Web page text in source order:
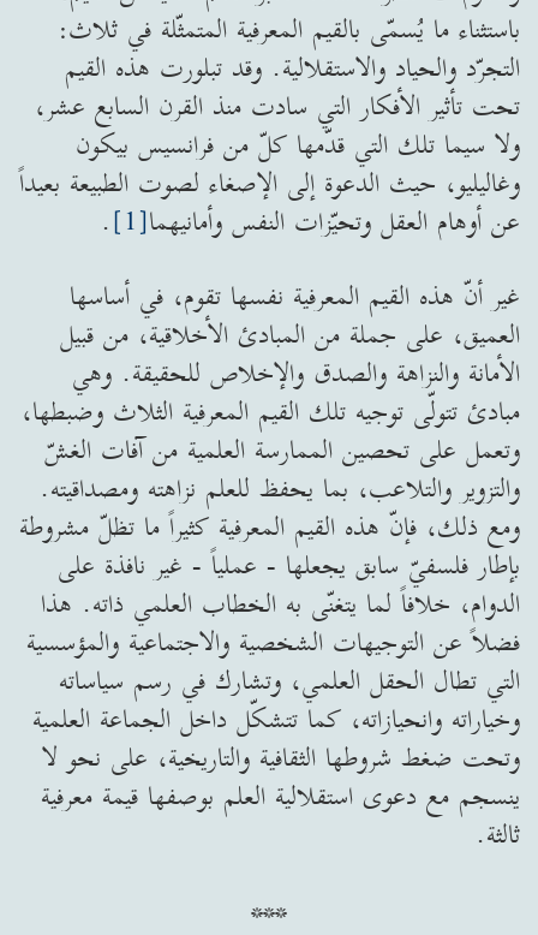
باستثناء ما يُسمّى بالقيم المعرفية المتمثّلة في ثلاث:
التجرّد والحياد والاستقلالية. وقد تبلورت هذه القيم
تحت تأثير الأفكار التي سادت منذ القرن السابع عشر،
ولا سيما تلك التي قدّمها كلّ من فرانسيس بيكون
وغاليليو، حيث الدعوة إلى الإصغاء لصوت الطبيعة بعيداً
عن أوهام العقل وتحيّزات النفس وأمانيهما[1]
.
غير أنّ هذه القيم المعرفية نفسها تقوم، في أساسها
العميق، على جملة من المبادئ الأخلاقية، من قبيل
الأمانة والنزاهة والصدق والإخلاص للحقيقة. وهي
مبادئ تتولّى توجيه تلك القيم المعرفية الثلاث وضبطها،
وتعمل على تحصين الممارسة العلمية من آفات الغشّ
والتزوير والتلاعب، بما يحفظ للعلم نزاهته ومصداقيته.
ومع ذلك، فإنّ هذه القيم المعرفية كثيراً ما تظلّ مشروطة
بإطار فلسفيّ سابق يجعلها - عملياً - غير نافذة على
الدوام، خلافاً لما يتغنّى به الخطاب العلمي ذاته. هذا
فضلاً عن التوجيهات الشخصية والاجتماعية والمؤسسية
التي تطال الحقل العلمي، وتشارك في رسم سياساته
وخياراته وانحيازاته، كما تتشكّل داخل الجماعة العلمية
وتحت ضغط شروطها الثقافية والتاريخية، على نحو لا
ينسجم مع دعوى استقلالية العلم بوصفها قيمة معرفية
ثالثة.
***